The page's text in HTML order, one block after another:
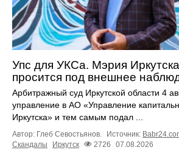
Упс для УКСа. Мэрия
просится под внешнее
Арбитражный суд Иркутской области 4
управление в АО «Управление
Иркутска» и тем самым подал ...
Автор: Глеб Севостьянов. Источник:
Скандалы
Иркутск 2726 07.08.2026